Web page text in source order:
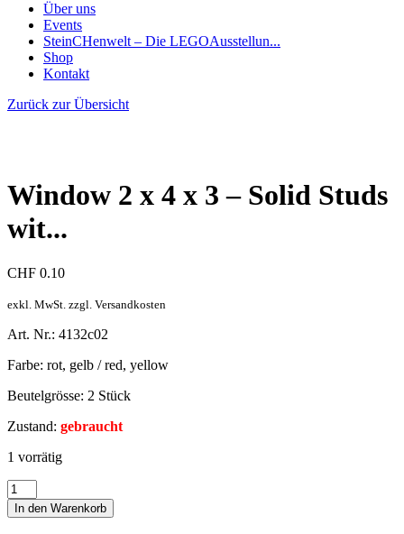
Über uns
Events
SteinCHenwelt – Die LEGOAusstellun...
Shop
Kontakt
Zurück zur Übersicht
Window 2 x 4 x 3 – Solid Studs
wit...
CHF 0.10
exkl. MwSt. zzgl. Versandkosten
Art. Nr.: 4132c02
Farbe: rot, gelb / red, yellow
Beutelgrösse: 2 Stück
Zustand: gebraucht
1 vorrätig
In den Warenkorb